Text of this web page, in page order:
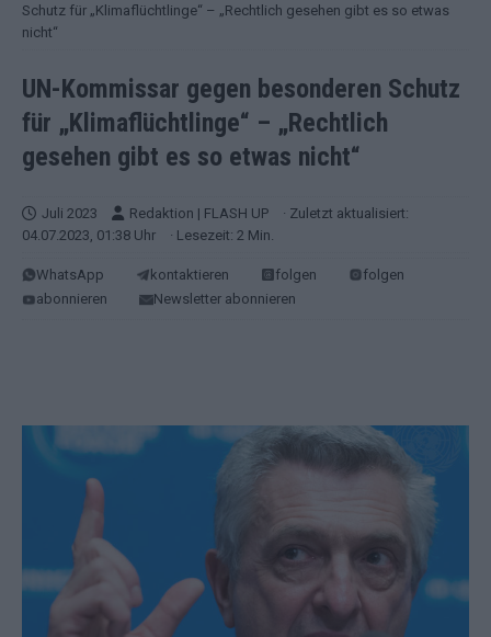
Schutz für „Klimaflüchtlinge“ – „Rechtlich gesehen gibt es so etwas
nicht“
UN-Kommissar gegen besonderen Schutz
für „Klimaflüchtlinge“ – „Rechtlich
gesehen gibt es so etwas nicht“
Juli 2023 Redaktion | FLASH UP
· Zuletzt aktualisiert:
04.07.2023, 01:38 Uhr
· Lesezeit: 2 Min.
WhatsApp kontaktieren folgen
folgen
abonnieren
Newsletter abonnieren